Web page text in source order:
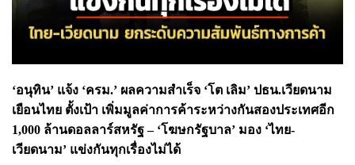
‘อนุทิน’ แจ้ง ‘ครม.’ ผลความสำเร็จ ‘โต เลิม’ ปธน.เวียดนาม
เยือนไทย ตั้งเป้า เพิ่มมูลค่าการค้าระหว่างกันสองประเทศอีก
1,000 ล้านดอลลาร์สหรัฐ – ‘โฆษกรัฐบาล’ มอง ‘ไทย-
เวียดนาม’ แข่งกันทุกเรื่องไม่ได้